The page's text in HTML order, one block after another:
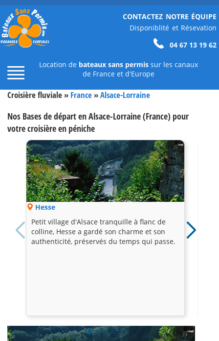
CONTACTEZ NOTRE ÉQUIPE
Disponiblité et Résevation
04 67 13 19 62
Location de bateaux sans permis sur les canaux
de France et d'Europe
Croisière fluviale » France »Alsace-Lorraine
Nos Bases de départ en Alsace-Lorraine (France) pour
votre croisière en péniche
Hesse
Petit village d'Alsace tranquille à flanc de
colline, Hesse a gardé son charme et son
authenticité, préservés du temps qui passe.